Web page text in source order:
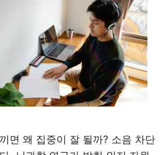
면 왜 집중이 잘 될까? 소음 차단